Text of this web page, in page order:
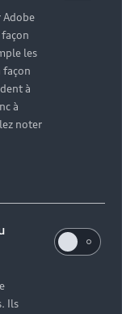
Adobe
les
façon
à
à
noter
Ils